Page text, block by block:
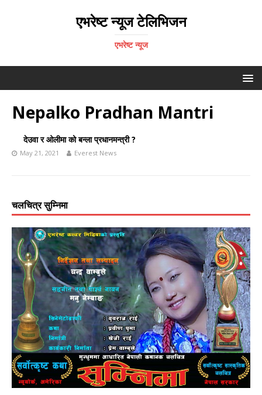
एभरेष्ट न्यूज टेलिभिजन
एभरेष्ट न्यूज
Nepalko Pradhan Mantri
देउवा र ओलीमा को बन्ला प्रधानमन्त्री ?
May 21, 2021 Everest News
चलचित्र सुम्निमा